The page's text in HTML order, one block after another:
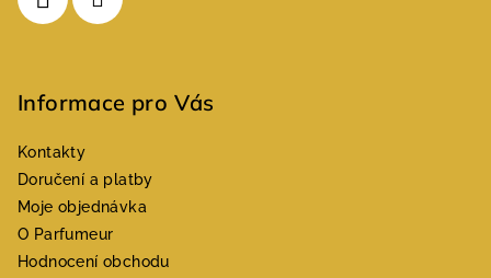
Informace pro Vás
Kontakty
Doručení a platby
Moje objednávka
O Parfumeur
Hodnocení obchodu